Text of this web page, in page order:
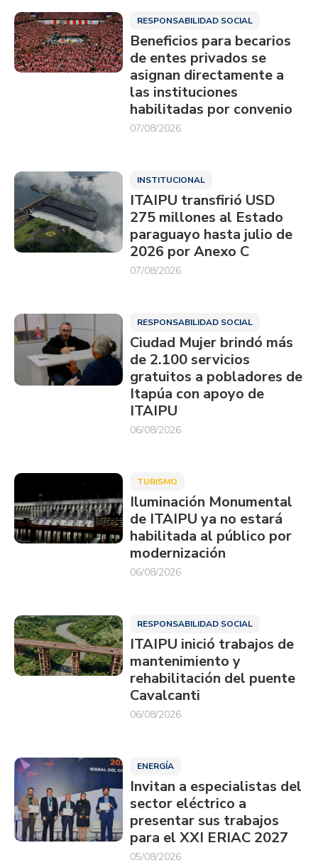
RESPONSABILIDAD SOCIAL
Beneficios para becarios
de entes privados se
asignan directamente a
las instituciones
habilitadas por convenio
07/08/2026
INSTITUCIONAL
ITAIPU transfirió USD
275 millones al Estado
paraguayo hasta julio de
2026 por Anexo C
07/08/2026
RESPONSABILIDAD SOCIAL
Ciudad Mujer brindó más
de 2.100 servicios
gratuitos a pobladores de
Itapúa con apoyo de
ITAIPU
06/08/2026
TURISMO
Iluminación Monumental
de ITAIPU ya no estará
habilitada al público por
modernización
06/08/2026
RESPONSABILIDAD SOCIAL
ITAIPU inició trabajos de
mantenimiento y
rehabilitación del puente
Cavalcanti
06/08/2026
ENERGÍA
Invitan a especialistas del
sector eléctrico a
presentar sus trabajos
para el XXI ERIAC 2027
05/08/2026